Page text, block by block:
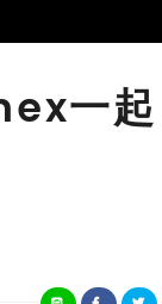
一起